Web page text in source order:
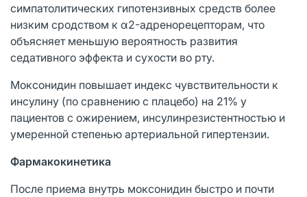
симпатолитических гипотензивных средств более
низким сродством к α2-адренорецепторам, что
объясняет меньшую вероятность развития
седативного эффекта и сухости во рту.
Моксонидин повышает индекс чувствительности к
инсулину (по сравнению с плацебо) на 21% у
пациентов с ожирением, инсулинрезистентностью и
умеренной степенью артериальной гипертензии.
Фармакокинетика
После приема внутрь моксонидин быстро и почти